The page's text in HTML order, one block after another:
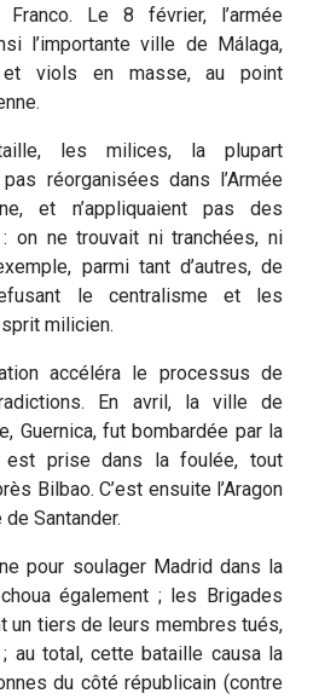
Le 8 février, l’armée
l’importante ville de Málaga,
et viols en masse, au point
les milices, la plupart
pas réorganisées dans l’Armée
et n’appliquaient pas des
on ne trouvait ni tranchées, ni
parmi tant d’autres, de
le centralisme et les
milicien.
accéléra le processus de
En avril, la ville de
Guernica, fut bombardée par la
est prise dans la foulée, tout
Bilbao. C’est ensuite l’Aragon
Santander.
pour soulager Madrid dans la
également ; les Brigades
un tiers de leurs membres tués,
au total, cette bataille causa la
du côté républicain (contre